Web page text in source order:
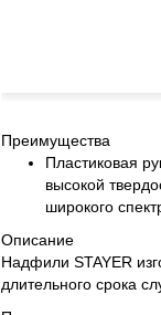
Преимущества
Пластиковая
высокой
широкого
Описание
Надфили STAYER
длительного срока